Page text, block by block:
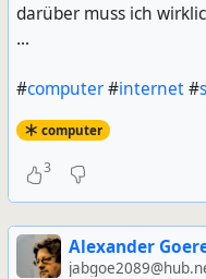
darüber muss ich
...
#computer#internet#
computer
3
Alexander